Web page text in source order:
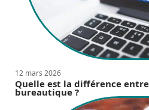
12 mars 2026
Quelle est la différence
bureautique ?